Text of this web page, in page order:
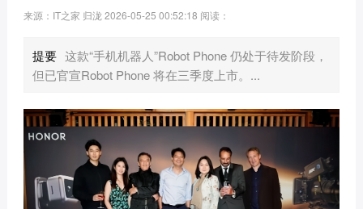
来源：IT之家 归泷2026-05-25 00:52:18 阅读：
提要 这款“手机机器人”Robot Phone 仍处于待发阶段，
但已官宣Robot Phone 将在三季度上市。...